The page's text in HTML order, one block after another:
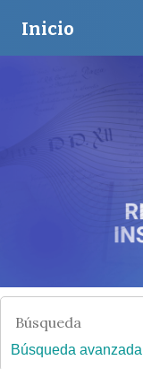
Inicio
Búsqueda avanzada